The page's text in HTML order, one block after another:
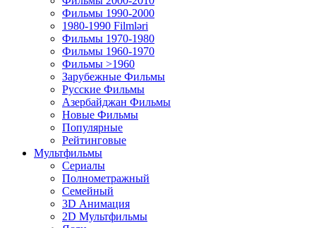
Фильмы 1990-2000
1980-1990 Filmləri
Фильмы 1970-1980
Фильмы 1960-1970
Фильмы >1960
Зарубежные Фильмы
Русские Фильмы
Азербайджан Фильмы
Новые Фильмы
Популярные
Рейтинговые
Мультфильмы
Сериалы
Полнометражный
Семейный
3D Анимация
2D Мультфильмы